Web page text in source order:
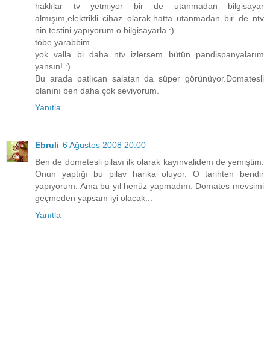
haklılar tv yetmiyor bir de utanmadan bilgisayar
almışım,elektrikli cihaz olarak.hatta utanmadan bir de ntv
nin testini yapıyorum o bilgisayarla :)
töbe yarabbim.
yok valla bi daha ntv izlersem bütün pandispanyalarım
yansın! :)
Bu arada patlıcan salatan da süper görünüyor.Domatesli
olanını ben daha çok seviyorum.
Yanıtla
Ebruli 6 Ağustos 2008 20:00
Ben de dometesli pilavı ilk olarak kayınvalidem de yemiştim.
Onun yaptığı bu pilav harika oluyor. O tarihten beridir
yapıyorum. Ama bu yıl henüz yapmadım. Domates mevsimi
geçmeden yapsam iyi olacak...
Yanıtla